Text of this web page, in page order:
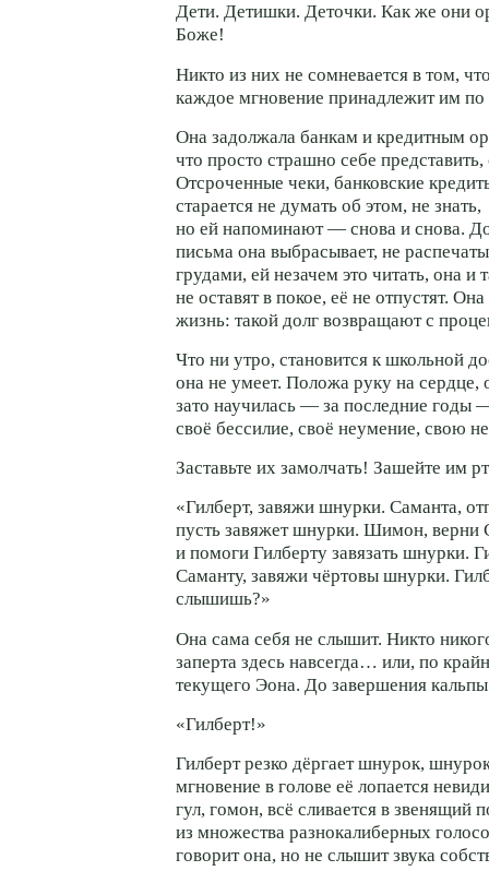
Дети. Детишки. Деточки. Как же они
Боже!
Никто из них не сомневается в том,
каждое мгновение принадлежит им по
Она задолжала банкам и кредитным
что просто страшно себе
Отсроченные чеки, банковские
старается не думать об этом, не знать,
но ей напоминают — снова и снова.
письма она выбрасывает, не
грудами, ей незачем это читать, она и
не оставят в покое, её не отпустят.
жизнь: такой долг возвращают с
Что ни утро, становится к школьной
она не умеет. Положа руку на сердце,
зато научилась — за последние годы
своё бессилие, своё неумение, свою
Заставьте их замолчать! Зашейте им
«Гилберт, завяжи шнурки. Саманта,
пусть завяжет шнурки. Шимон, верни
и помоги Гилберту завязать шнурки.
Саманту, завяжи чёртовы шнурки.
слышишь?»
Она сама себя не слышит. Никто
заперта здесь навсегда… или, по
текущего Эона. До завершения
«Гилберт!»
Гилберт резко дёргает шнурок,
мгновение в голове её лопается
гул, гомон, всё сливается в звенящий
из множества разнокалиберных
говорит она, но не слышит звука